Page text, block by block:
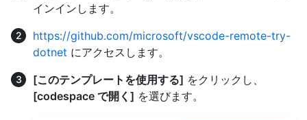
インインします。
https://github.com/microsoft/vscode-remote-try-
dotnet にアクセスします。
[このテンプレートを使用する] をクリックし、
[codespace で開く] を選びます。